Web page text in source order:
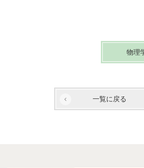
物理
一覧に戻る